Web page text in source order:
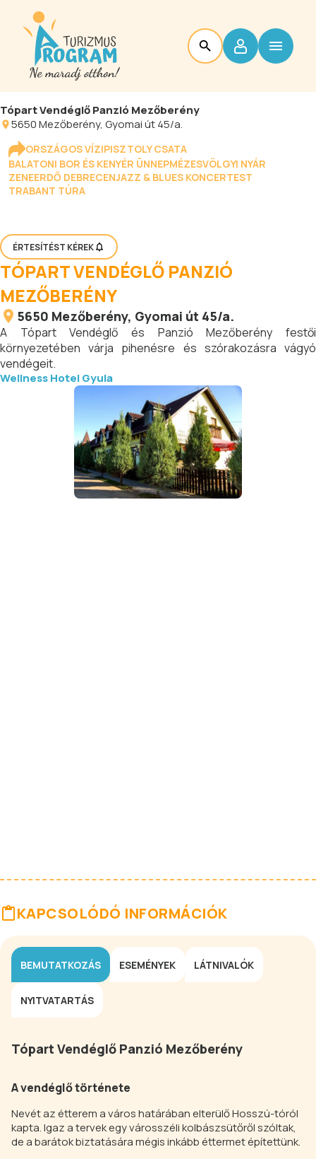
Tópart Vendéglő Panzió Mezőberény
5650Mezőberény, Gyomai út 45/a.
ORSZÁGOS VÍZIPISZTOLY CSATA
BALATONI BOR ÉS KENYÉR ÜNNEPMÉZESVÖLGYI NYÁR
ZENEERDŐ DEBRECENJAZZ & BLUES KONCERTEST
TRABANT TÚRA
ÉRTESÍTÉST KÉREK
TÓPART VENDÉGLŐ PANZIÓ
MEZŐBERÉNY
5650 Mezőberény, Gyomai út 45/a.
A Tópart Vendéglő és Panzió Mezőberény festői
környezetében várja pihenésre és szórakozásra vágyó
vendégeit.
Wellness Hotel Gyula
KAPCSOLÓDÓ INFORMÁCIÓK
BEMUTATKOZÁS ESEMÉNYEK LÁTNIVALÓK
NYITVATARTÁS
Tópart Vendéglő Panzió Mezőberény
A vendéglő története
Nevét az étterem a város határában elterülő Hosszú-tóról
kapta. Igaz a tervek egy városszéli kolbászsütőről szóltak,
de a barátok biztatására mégis inkább éttermet építettünk.